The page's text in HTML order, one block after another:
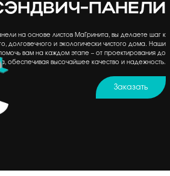
ПАНЕЛИ
на основе листов МаГринита, вы делаете шаг к
долговечного и экологически чистого дома. Наши
вам на каждом этапе – от проектирования до
обеспечивая высочайшее качество и надежность.
Заказать